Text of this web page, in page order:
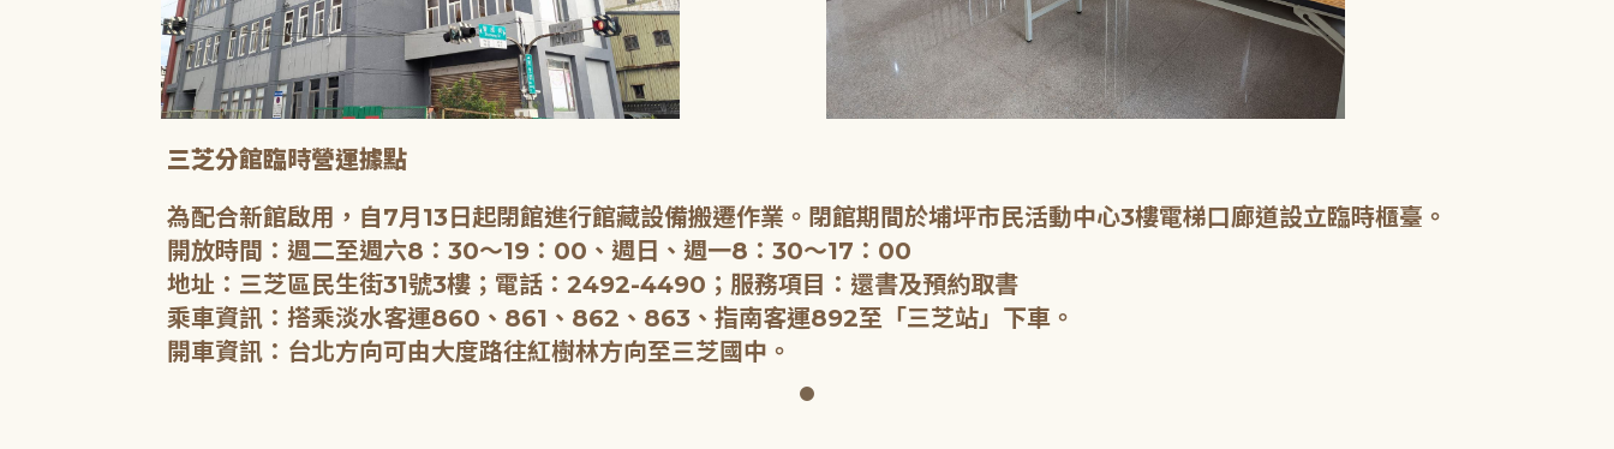
三芝分館臨時營運據點
為配合新館啟用，自7月13日起閉館進行館藏設備搬遷作業。閉館期間於埔坪市民活動中心3樓電梯口廊道設立臨時櫃臺。
開放時間：週二至週六8：30～19：00、週日、週一8：30～17：00
地址：三芝區民生街31號3樓；電話：2492-4490；服務項目：還書及預約取書
乘車資訊：搭乘淡水客運860、861、862、863、指南客運892至「三芝站」下車。
開車資訊：台北方向可由大度路往紅樹林方向至三芝國中。